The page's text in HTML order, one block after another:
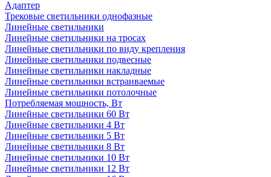
Адаптер
Трековые светильники однофазные
Линейные светильники
Линейные светильники на тросах
Линейные светильники по виду крепления
Линейные светильники подвесные
Линейные светильники накладные
Линейные светильники встраиваемые
Линейные светильники потолочные
Потребляемая мощность, Вт
Линейные светильники 60 Вт
Линейные светильники 4 Вт
Линейные светильники 5 Вт
Линейные светильники 8 Вт
Линейные светильники 10 Вт
Линейные светильники 12 Вт